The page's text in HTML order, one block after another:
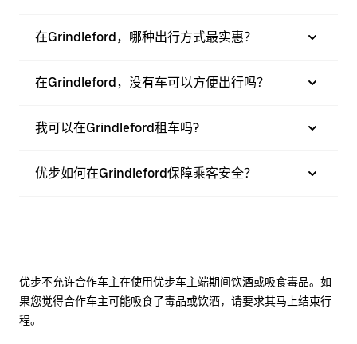
在Grindleford，哪种出行方式最实惠？
在Grindleford，没有车可以方便出行吗？
我可以在Grindleford租车吗?
优步如何在Grindleford保障乘客安全？
优步不允许合作车主在使用优步车主端期间饮酒或吸食毒品。如
果您觉得合作车主可能吸食了毒品或饮酒，请要求其马上结束行
程。